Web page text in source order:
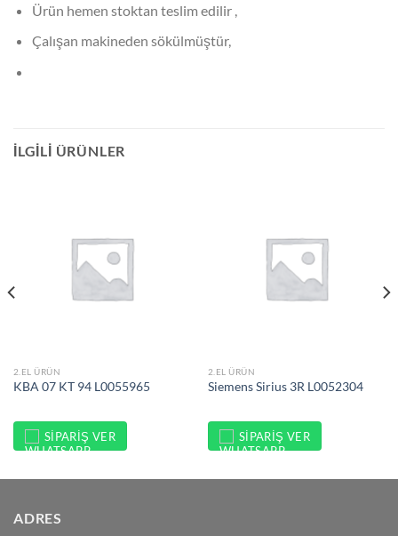
Ürün hemen stoktan teslim edilir ,
Çalışan makineden sökülmüştür,
İLGILI ÜRÜNLER
2.EL ÜRÜN
KBA 07 KT 94 L0055965
SIPARIŞ VER
2.EL ÜRÜN
Siemens Sirius 3R L0052304
SIPARIŞ VER
ADRES